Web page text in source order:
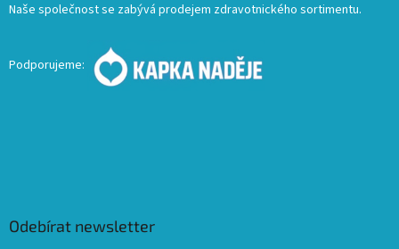
Naše společnost se zabývá prodejem zdravotnického sortimentu.
Podporujeme:
Odebírat newsletter